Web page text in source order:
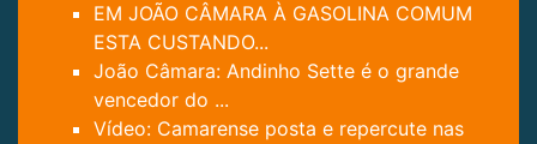
EM JOÃO CÂMARA À GASOLINA COMUM
ESTA CUSTANDO...
João Câmara: Andinho Sette é o grande
vencedor do ...
Vídeo: Camarense posta e repercute nas